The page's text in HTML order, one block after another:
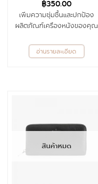
฿350.00
เพิ่มความชุ่มชื้นและปกป้อง
ผลิตภัณฑ์เครื่องหนังของคุณ
อ่านรายละเอียด
สินค้าหมด